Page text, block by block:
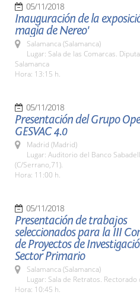
05/11/2018
Inauguración de la
magia de Nereo'
Salamanca (Salamanca)
Lugar: Sala de las Comarcas.
Salamanca
Hora: 13:15 h.
05/11/2018
Presentación del Grupo
GESVAC 4.0
Madrid (Madrid)
Lugar: Auditorio del Banco
(C/Serrano,71).
Hora: 11:00 h.
05/11/2018
Presentación de trabajos
seleccionados para la III
de Proyectos de
Sector Primario
Salamanca (Salamanca)
Lugar: Sala de Retratos. Rectorado
Hora: 10:45 h.